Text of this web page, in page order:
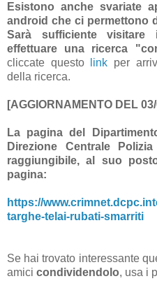
Esistono anche svariate
android che ci permettono
Sarà sufficiente
effettuare una ricerca
cliccate questo
link per
della ricerca.
[AGGIORNAMENTO DEL
La pagina del
Direzione Centrale
raggiungibile, al suo
pagina:
https://
targhe-telai-rubati-smarriti
Se hai trovato interessante
amici condividendolo, usa i